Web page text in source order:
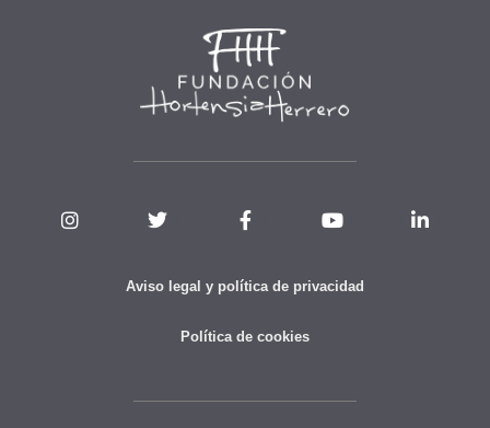
Aviso legal y política de privacidad
Política de cookies